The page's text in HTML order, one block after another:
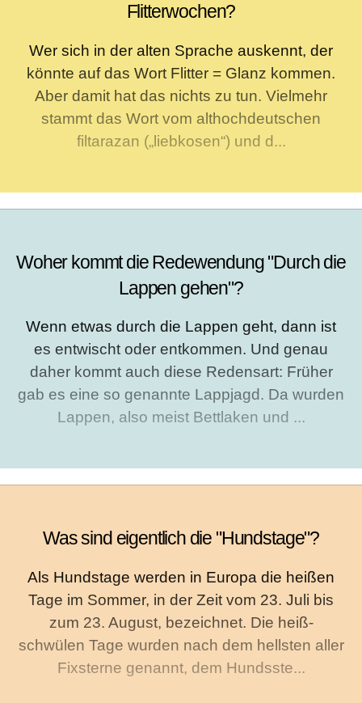
Flitterwochen?
Wer sich in der alten Sprache auskennt, der
könnte auf das Wort Flitter = Glanz kommen.
Aber damit hat das nichts zu tun. Vielmehr
stammt das Wort vom althochdeutschen
filtarazan („liebkosen“) und d...
Woher kommt die Redewendung "Durch die
Lappen gehen"?
Wenn etwas durch die Lappen geht, dann ist
es entwischt oder entkommen. Und genau
daher kommt auch diese Redensart: Früher
gab es eine so genannte Lappjagd. Da wurden
Lappen, also meist Bettlaken und ...
Was sind eigentlich die "Hundstage"?
Als Hundstage werden in Europa die heißen
Tage im Sommer, in der Zeit vom 23. Juli bis
zum 23. August, bezeichnet. Die heiß-
schwülen Tage wurden nach dem hellsten aller
Fixsterne genannt, dem Hundsste...